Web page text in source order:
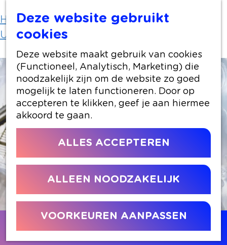
Deze website gebruikt
cookies
Deze website maakt gebruik van cookies
(Functioneel, Analytisch, Marketing) die
noodzakelijk zijn om de website zo goed
mogelijk te laten functioneren. Door op
accepteren te klikken, geef je aan hiermee
akkoord te gaan.
ALLES ACCEPTEREN
ALLEEN NOODZAKELIJK
VOORKEUREN AANPASSEN
Home
Uit-agenda
Uit-agenda overzicht
Contact